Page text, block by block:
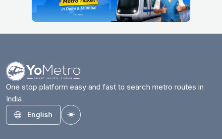
One stop platform easy and fast to search metro routes in
India
English
Toggle theme